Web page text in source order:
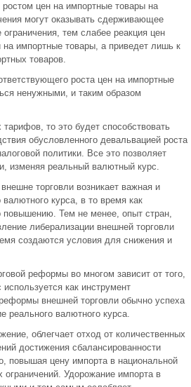
цен на импортные товары на
могут оказывать сдерживающее
тем слабее реакция цен
на импортные товары, а приведет лишь к
товаров.
роста цен на импортные
ненужными, и таким образом
то это будет способствовать
обусловленного девальвацией роста
политики. Все это позволяет
изменяя реальный валютный курс.
торговли возникает важная и
курса, в то время как
повышению. Тем не менее, опыт стран,
либерализации внешней торговли
создаются условия для снижения и
реформы во многом зависит от того,
как инструмент
внешней торговли обычно успеха
реального валютного курса.
облегчает отход от количественных
достижения сбалансированности
повышая цену импорта в национальной
Удорожание импорта в